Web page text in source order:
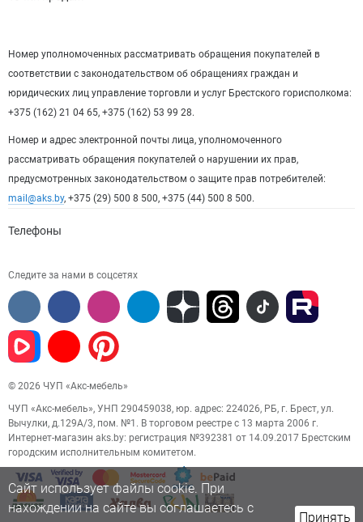
Номер уполномоченных рассматривать обращения покупателей в
соответствии с законодательством об обращениях граждан и
юридических лиц управление торговли и услуг Брестского горисполкома:
+375 (162) 21 04 65, +375 (162) 53 99 28.
Номер и адрес электронной почты лица, уполномоченного
рассматривать обращения покупателей о нарушении их прав,
предусмотренных законодательством о защите прав потребителей:
mail@aks.by, +375 (29) 500 8 500, +375 (44) 500 8 500.
Телефоны
Следите за нами в соцсетях
© 2026 ЧУП «Акс-мебель»
ЧУП «Акс-мебель», УНП 290459038, юр. адрес: 224026, РБ, г. Брест, ул.
Вычулки, д.129А/3, пом. №1. В торговом реестре с 13 марта 2006 г.
Интернет-магазин aks.by: регистрация №392381 от 14.09.2017 Брестским
городским исполнительным комитетом.
Сайт использует файлы cookie. При
нахождении на сайте вы соглашаетесь с
Принять